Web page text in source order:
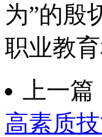
为”的殷
职业教
上一篇
高素质